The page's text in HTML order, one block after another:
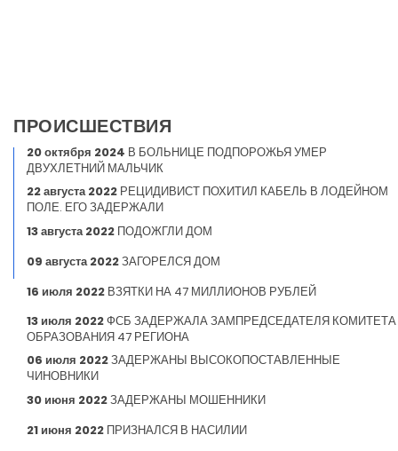
ПРОИСШЕСТВИЯ
20 октября 2024 В БОЛЬНИЦЕ ПОДПОРОЖЬЯ УМЕР
ДВУХЛЕТНИЙ МАЛЬЧИК
22 августа 2022 РЕЦИДИВИСТ ПОХИТИЛ КАБЕЛЬ В ЛОДЕЙНОМ
ПОЛЕ. ЕГО ЗАДЕРЖАЛИ
13 августа 2022 ПОДОЖГЛИ ДОМ
09 августа 2022ЗАГОРЕЛСЯ ДОМ
16 июля 2022 ВЗЯТКИ НА 47 МИЛЛИОНОВ РУБЛЕЙ
13 июля 2022ФСБ ЗАДЕРЖАЛА ЗАМПРЕДСЕДАТЕЛЯ КОМИТЕТА
ОБРАЗОВАНИЯ 47 РЕГИОНА
06 июля 2022ЗАДЕРЖАНЫ ВЫСОКОПОСТАВЛЕННЫЕ
ЧИНОВНИКИ
30 июня 2022ЗАДЕРЖАНЫ МОШЕННИКИ
21 июня 2022 ПРИЗНАЛСЯ В НАСИЛИИ